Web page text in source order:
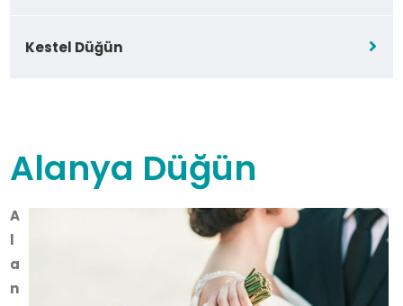
Kestel Düğün
Alanya Düğün
A
l
a
n